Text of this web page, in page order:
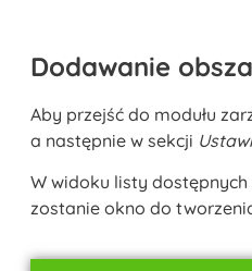
Dodawanie
Aby przejść do modułu
a następnie w sekcji
W widoku listy
zostanie okno do